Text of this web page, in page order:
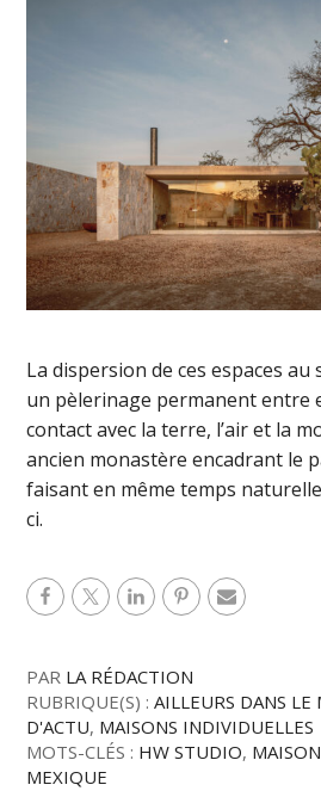
La dispersion de ces espaces au
un pèlerinage permanent entre
contact avec la terre, l’air et la
ancien monastère encadrant le
faisant en même temps
ci.
PAR LA RÉDACTION
RUBRIQUE(S) :AILLEURS DANS LE
D'ACTU, MAISONS INDIVIDUELLES
MOTS-CLÉS : HW STUDIO,
MEXIQUE